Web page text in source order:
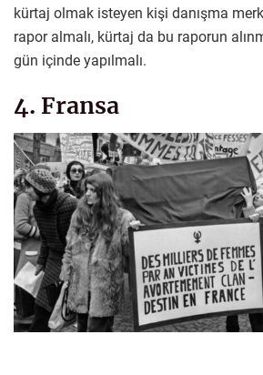
kürtaj olmak isteyen kişi danışma
rapor almalı, kürtaj da bu raporun
gün içinde yapılmalı.
4. Fransa